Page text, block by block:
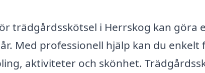
trädgårdsskötsel i Herrskog kan göra
Med professionell hjälp kan du
aktiviteter och skönhet.